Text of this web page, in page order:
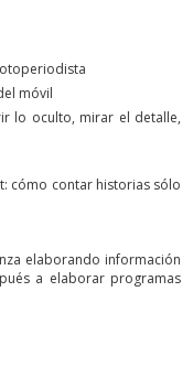
móvil
lo oculto, mirar el detalle,
cómo contar historias sólo
elaborando información
a elaborar programas